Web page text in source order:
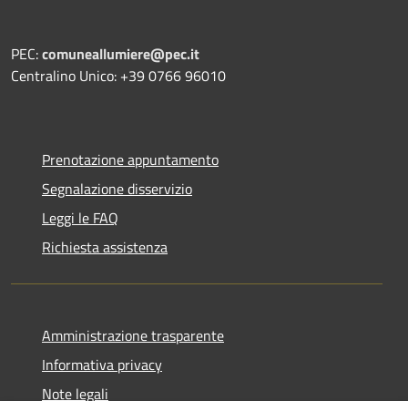
PEC:comuneallumiere@pec.it
Centralino Unico: +39 0766 96010
Prenotazione appuntamento
Segnalazione disservizio
Leggi le FAQ
Richiesta assistenza
Amministrazione trasparente
Informativa privacy
Note legali